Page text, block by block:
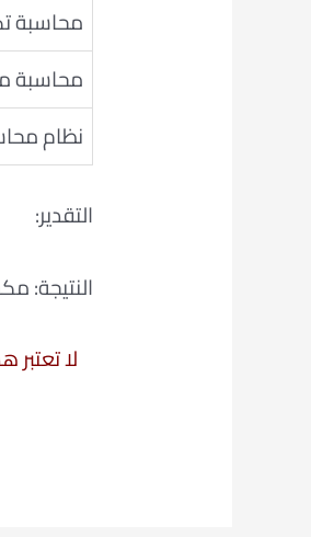
محاسبة
محاسبة
نظام
التقدير:
النتيجة:
لا